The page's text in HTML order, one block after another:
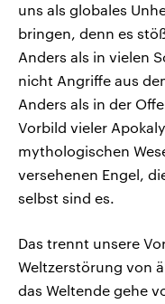
uns als globales
bringen, denn es
Anders als in vielen
nicht Angriffe aus
Anders als in der
Vorbild vieler
mythologischen
versehenen Engel,
selbst sind es.
Das trennt unsere
Weltzerstörung von
das Weltende gehe